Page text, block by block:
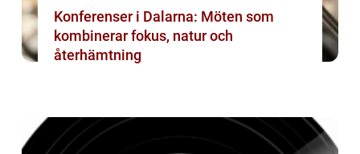
Konferenser i Dalarna: Möten som
kombinerar fokus, natur och
återhämtning